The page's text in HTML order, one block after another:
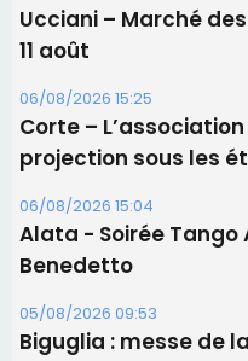
Les brèves
06/08/2026 15:57
Ucciani – Marché
11 août
06/08/2026 15:25
Corte –